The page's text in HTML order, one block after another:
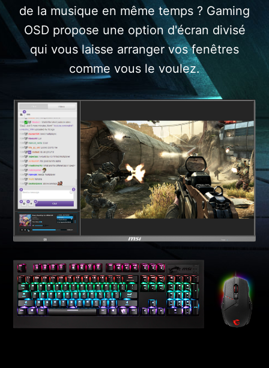
de la musique en même temps ? Gaming
OSD propose une option d'écran divisé
qui vous laisse arranger vos fenêtres
comme vous le voulez.